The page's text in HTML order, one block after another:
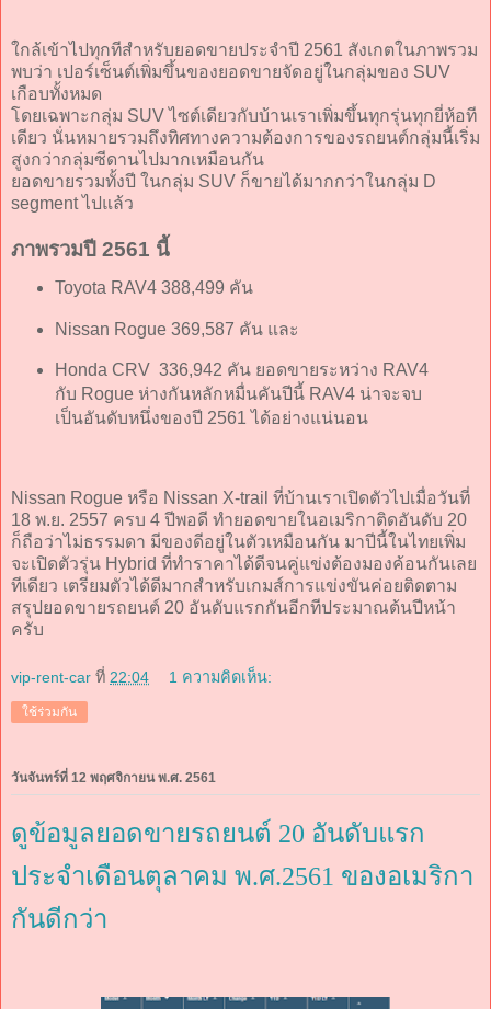
ใกล้เข้าไปทุกทีสำหรับยอดขายประจำปี 2561 สังเกตในภาพรวม
พบว่า เปอร์เซ็นต์เพิ่มขึ้นของยอดขายจัดอยู่ในกลุ่มของ SUV
เกือบทั้งหมด
โดยเฉพาะกลุ่ม SUV ไซต์เดียวกับบ้านเราเพิ่มขึ้นทุกรุ่นทุกยี่ห้อที
เดียว นั่นหมายรวมถึงทิศทางความต้องการของรถยนต์กลุ่มนี้เริ่ม
สูงกว่ากลุ่มซีดานไปมากเหมือนกัน
ยอดขายรวมทั้งปี ในกลุ่ม SUV ก็ขายได้มากกว่าในกลุ่ม D
segment ไปแล้ว
ภาพรวมปี 2561 นี้
Toyota RAV4 388,499 คัน
Nissan Rogue 369,587 คัน และ
Honda CRV 336,942 คัน ยอดขายระหว่าง RAV4
กับ Rogue ห่างกันหลักหมื่นคันปีนี้ RAV4 น่าจะจบ
เป็นอันดับหนึ่งของปี 2561 ได้อย่างแน่นอน
Nissan Rogue หรือ Nissan X-trail ที่บ้านเราเปิดตัวไปเมื่อวันที่
18 พ.ย. 2557 ครบ 4 ปีพอดี ทำยอดขายในอเมริกาติดอันดับ 20
ก็ถือว่าไม่ธรรมดา มีของดีอยู่ในตัวเหมือนกัน มาปีนี้ในไทยเพิ่ม
จะเปิดตัวรุ่น Hybrid ที่ทำราคาได้ดีจนคู่แข่งต้องมองค้อนกันเลย
ทีเดียว เตรียมตัวได้ดีมากสำหรับเกมส์การแข่งขันค่อยติดตาม
สรุปยอดขายรถยนต์ 20 อันดับแรกกันอีกทีประมาณต้นปีหน้า
ครับ
vip-rent-car ที่ 22:04 1 ความคิดเห็น:
ใช้ร่วมกัน
วันจันทร์ที่ 12 พฤศจิกายน พ.ศ. 2561
ดูข้อมูลยอดขายรถยนต์ 20 อันดับแรก
ประจำเดือนตุลาคม พ.ศ.2561 ของอเมริกา
กันดีกว่า